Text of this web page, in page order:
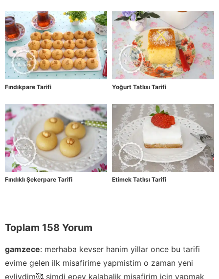
Fındıkpare Tarifi Yoğurt Tatlısı Tarifi
Fındıklı Şekerpare Tarifi Etimek Tatlısı Tarifi
Toplam 158 Yorum
gamzece: merhaba kevser hanim yillar once bu tarifi
evime gelen ilk misafirime yapmistim o zaman yeni
evliydim🥰 şimdi epey kalabalik misafirim icin yapmak